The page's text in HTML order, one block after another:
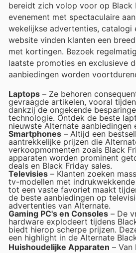
bereidt zich volop voor op Black
evenement met spectaculaire
wekelijkse advertenties, catalogi
website vinden klanten een
met kortingen. Bezoek
laatste promoties en exclusieve
aanbiedingen worden
Laptops – Ze behoren
gevraagde artikelen, vooral
dankzij de ongekende
technologie. Ontdek de beste
nieuwste Alternate aanbiedingen
Smartphones – Altijd een
aantrekkelijke prijzen die
verkoopmomenten zoals Black
apparaten worden prominent
deals en Black Friday sales.
Televisies – Klanten zoeken
tv-modellen met
tot een vaste favoriet maakt
de beste aanbiedingen op
advertenties van Alternate.
Gaming PC's en Consoles – De
hardware explodeert tijdens
biedt hierop scherpe prijzen.
een highlight in de Alternate
Huishoudelijke Apparaten – Van